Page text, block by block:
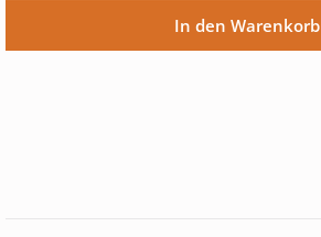
In den Warenkorb